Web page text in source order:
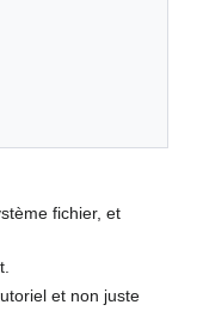
fichier, et
et non juste